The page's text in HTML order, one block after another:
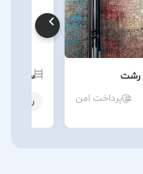
پرداخت امن
سفارش
رشت